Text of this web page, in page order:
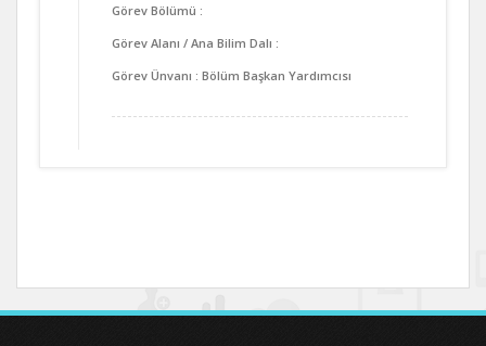
Görev Bölümü :
Görev Alanı / Ana Bilim Dalı :
Görev Ünvanı : Bölüm Başkan Yardımcısı